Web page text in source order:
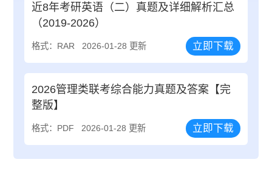
近8年考研英语（二）真题及详细解析汇总
（2019-2026）
格式：RAR 2026-01-28 更新 立即下载
2026管理类联考综合能力真题及答案【完
整版】
格式：PDF 2026-01-28 更新 立即下载